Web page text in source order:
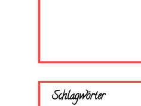
Schlagwörter